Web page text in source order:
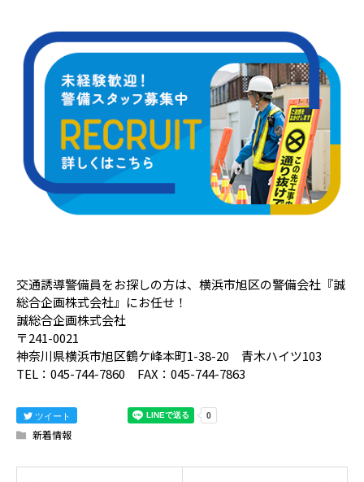
交通誘導警備員をお探しの方は、横浜市旭区の警備会社『誠
総合企画株式会社』にお任せ！
誠総合企画株式会社
〒241-0021
神奈川県横浜市旭区鶴ケ峰本町1-38-20 青木ハイツ103
TEL：045-744-7860 FAX：045-744-7863
ツイート
新着情報